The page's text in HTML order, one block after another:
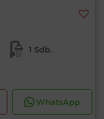
1 Sdb.
WhatsApp